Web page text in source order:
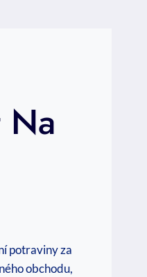
potraviny za
obchodu,